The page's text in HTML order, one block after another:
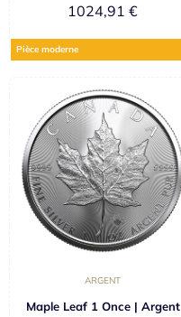
1024,91 €
Pièce moderne
ARGENT
Maple Leaf 1 Once | Argent